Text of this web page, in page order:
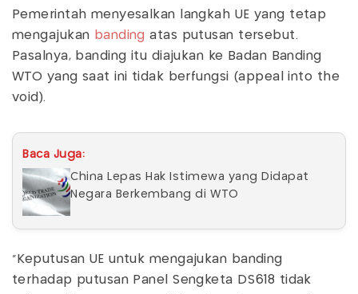
Pemerintah menyesalkan langkah UE yang tetap
mengajukan banding atas putusan tersebut.
Pasalnya, banding itu diajukan ke Badan Banding
WTO yang saat ini tidak berfungsi (appeal into the
void).
Baca Juga:
China Lepas Hak Istimewa yang Didapat
Negara Berkembang di WTO
"Keputusan UE untuk mengajukan banding
terhadap putusan Panel Sengketa DS618 tidak